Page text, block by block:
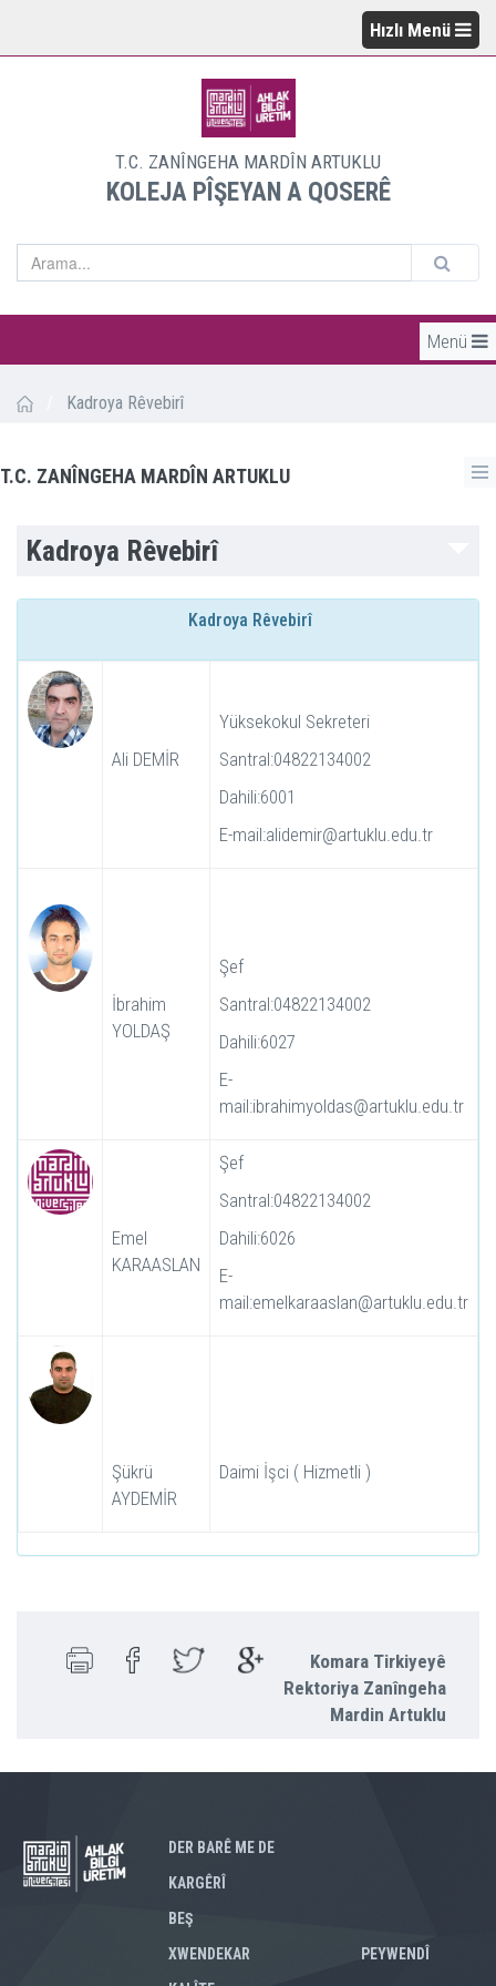
Hızlı Menü
T.C. ZANÎNGEHA MARDÎN ARTUKLU
KOLEJA PÎŞEYAN A QOSERÊ
Menü
Kadroya Rêvebirî
T.C. ZANÎNGEHA MARDÎN ARTUKLU
Kadroya Rêvebirî
Kadroya Rêvebirî
Ali DEMİR
Yüksekokul Sekreteri
Santral:04822134002
Dahili:6001
E-mail:alidemir@artuklu.edu.tr
İbrahim
YOLDAŞ
Şef
Santral:04822134002
Dahili:6027
E-
mail:ibrahimyoldas@artuklu.edu.tr
Emel
KARAASLAN
Şef
Santral:04822134002
Dahili:6026
E-
mail:emelkaraaslan@artuklu.edu.tr
Şükrü
AYDEMİR
Daimi İşci ( Hizmetli )
Komara Tirkiyeyê
Rektoriya Zanîngeha
Mardin Artuklu
DER BARÊ ME DE
KARGÊRÎ
BEŞ
XWENDEKAR
PEYWENDÎ